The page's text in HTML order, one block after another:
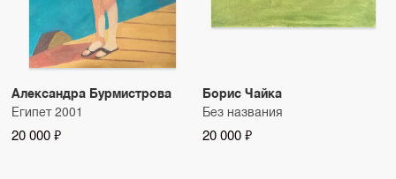
Александра Бурмистрова
Египет 2001
20 000 ₽
Борис Чайка
Без названия
20 000 ₽